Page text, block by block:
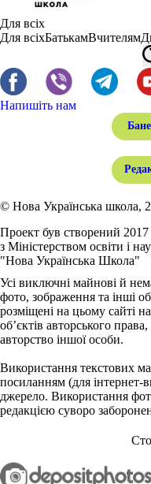
Для всіх
Для всіхБатькамВчителям
Напишіть нам
© Нова Українська школа,
Проект був створений
з Міністерством освіти і
"Нова Українська Школа"
Усі виключні майнові й
фото, зображення та інші
розміщені на цьому сайті
об’єктів авторського
авторство іншої особи.
Використання текстових
посиланням (для інтернет-
джерело. Використання
редакцією суворо